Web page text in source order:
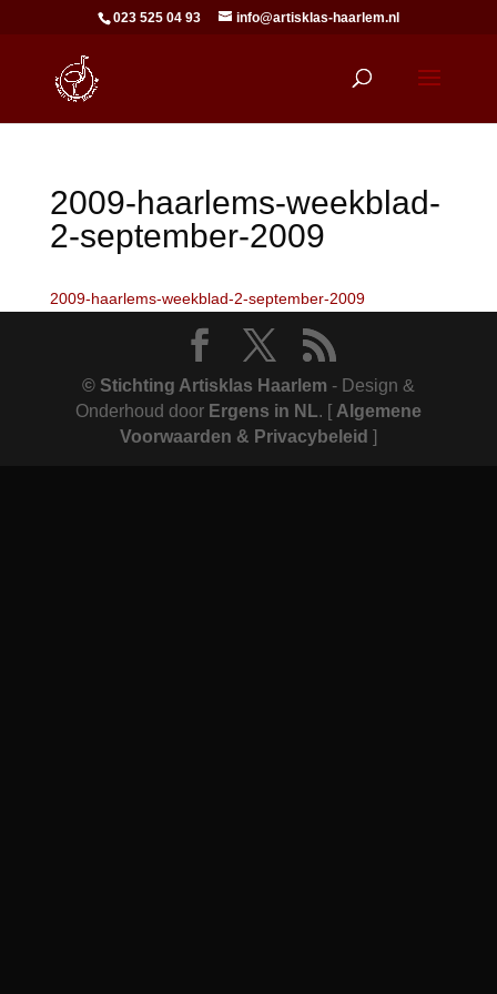
023 525 04 93 info@artisklas-haarlem.nl
2009-haarlems-weekblad-
2-september-2009
2009-haarlems-weekblad-2-september-2009
© Stichting Artisklas Haarlem - Design &
Onderhoud door Ergens in NL. [ Algemene
Voorwaarden & Privacybeleid ]